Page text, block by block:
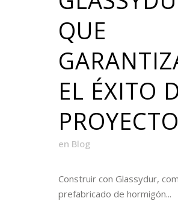
QUE
EL ÉXITO
en Blog
Construir con Glassydur,
prefabricado de hormigón...